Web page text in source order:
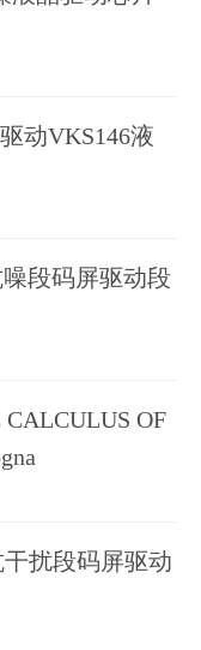
动VKS146液
段码屏驱动段
OF
扰段码屏驱动